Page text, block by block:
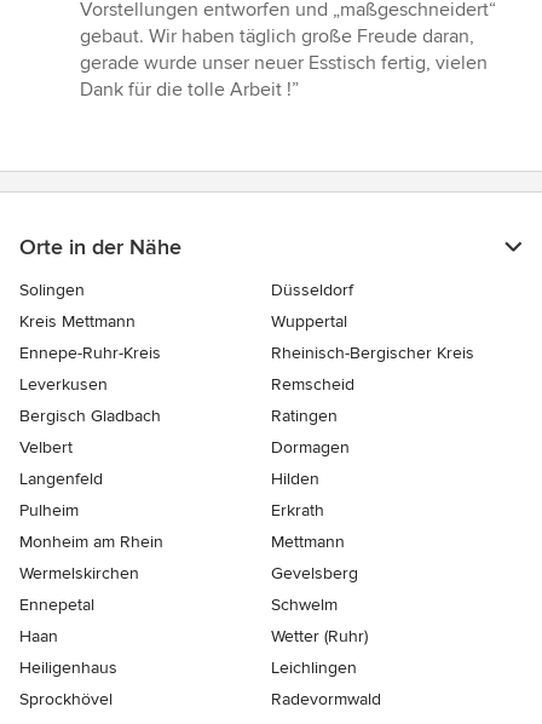
5
Sternen
Vorstellungen entworfen und „maßgeschneidert“
gebaut. Wir haben täglich große Freude daran,
gerade wurde unser neuer Esstisch fertig, vielen
Dank für die tolle Arbeit !”
Orte in der Nähe
Solingen
Düsseldorf
Kreis Mettmann
Wuppertal
Ennepe-Ruhr-Kreis
Rheinisch-Bergischer Kreis
Leverkusen
Remscheid
Bergisch Gladbach
Ratingen
Velbert
Dormagen
Langenfeld
Hilden
Pulheim
Erkrath
Monheim am Rhein
Mettmann
Wermelskirchen
Gevelsberg
Ennepetal
Schwelm
Haan
Wetter (Ruhr)
Heiligenhaus
Leichlingen
Sprockhövel
Radevormwald